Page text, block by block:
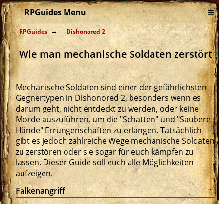
RPGuides Menu ≡
RPGuides Dishonored 2
Wie man mechanische Soldaten zerstört
Mechanische Soldaten sind einer der gefährlichsten
Gegnertypen in Dishonored 2, besonders wenn es
darum geht, nicht entdeckt zu werden, oder keine
Morde auszuführen, um die "Schatten" und "Saubere
Hände" Errungenschaften zu erlangen. Tatsächlich
gibt es jedoch zahlreiche Wege mechanische Soldaten
zu zerstören oder sie sogar für euch kämpfen zu
lassen. Dieser Guide soll euch alle Möglichkeiten
aufzeigen.
Falkenangriff